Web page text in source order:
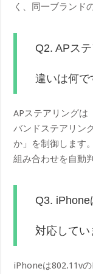
く、同一ブランド
Q2. APス
違いは何で
APステアリングは
バンドステアリン
か」を制御します
組み合わせを自動
Q3.
対応してい
iPhoneは802.11v